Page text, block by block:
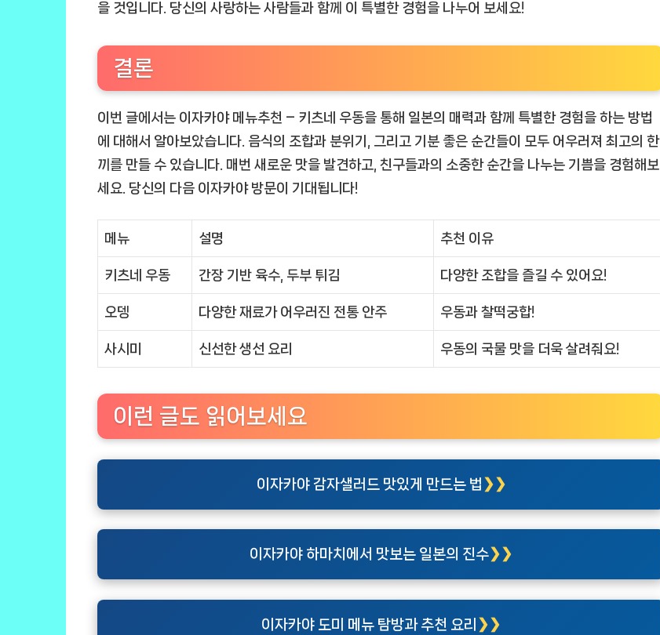
을 것입니다. 당신의 사랑하는 사람들과 함께 이 특별한 경험을 나누어 보세요!
결론
이번 글에서는 이자카야 메뉴추천 – 키츠네 우동을 통해 일본의 매력과 함께 특별한 경험을 하는 방법
에 대해서 알아보았습니다. 음식의 조합과 분위기, 그리고 기분 좋은 순간들이 모두 어우러져 최고의 한
끼를 만들 수 있습니다. 매번 새로운 맛을 발견하고, 친구들과의 소중한 순간을 나누는 기쁨을 경험해보
세요. 당신의 다음 이자카야 방문이 기대됩니다!
메뉴 설명 추천 이유
키츠네 우동 간장 기반 육수, 두부 튀김 다양한 조합을 즐길 수 있어요!
오뎅 다양한 재료가 어우러진 전통 안주 우동과 찰떡궁합!
사시미 신선한 생선 요리 우동의 국물 맛을 더욱 살려줘요!
이런 글도 읽어보세요
이자카야 감자샐러드 맛있게 만드는 법
이자카야 하마치에서 맛보는 일본의 진수
이자카야 도미 메뉴 탐방과 추천 요리